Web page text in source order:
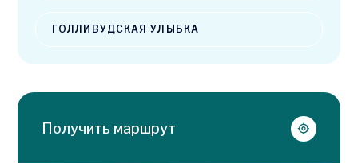
ГОЛЛИВУДСКАЯ УЛЫБКА
Получить маршрут